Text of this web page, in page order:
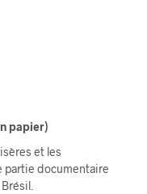
papier)
et les
partie documentaire